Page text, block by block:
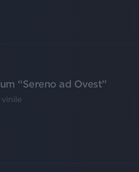
“Sereno ad Ovest”